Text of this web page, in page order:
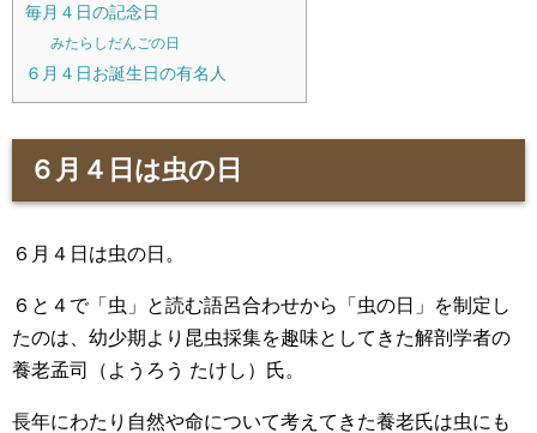
毎月４日の記念日
みたらしだんごの日
６月４日お誕生日の有名人
６月４日は虫の日
６月４日は虫の日。
６と４で「虫」と読む語呂合わせから「虫の日」を制定し
たのは、幼少期より昆虫採集を趣味としてきた解剖学者の
養老孟司（ようろう たけし）氏。
長年にわたり自然や命について考えてきた養老氏は虫にも